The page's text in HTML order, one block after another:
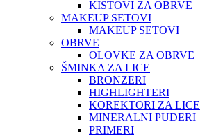
KISTOVI ZA OBRVE
MAKEUP SETOVI
MAKEUP SETOVI
OBRVE
OLOVKE ZA OBRVE
ŠMINKA ZA LICE
BRONZERI
HIGHLIGHTERI
KOREKTORI ZA LICE
MINERALNI PUDERI
PRIMERI